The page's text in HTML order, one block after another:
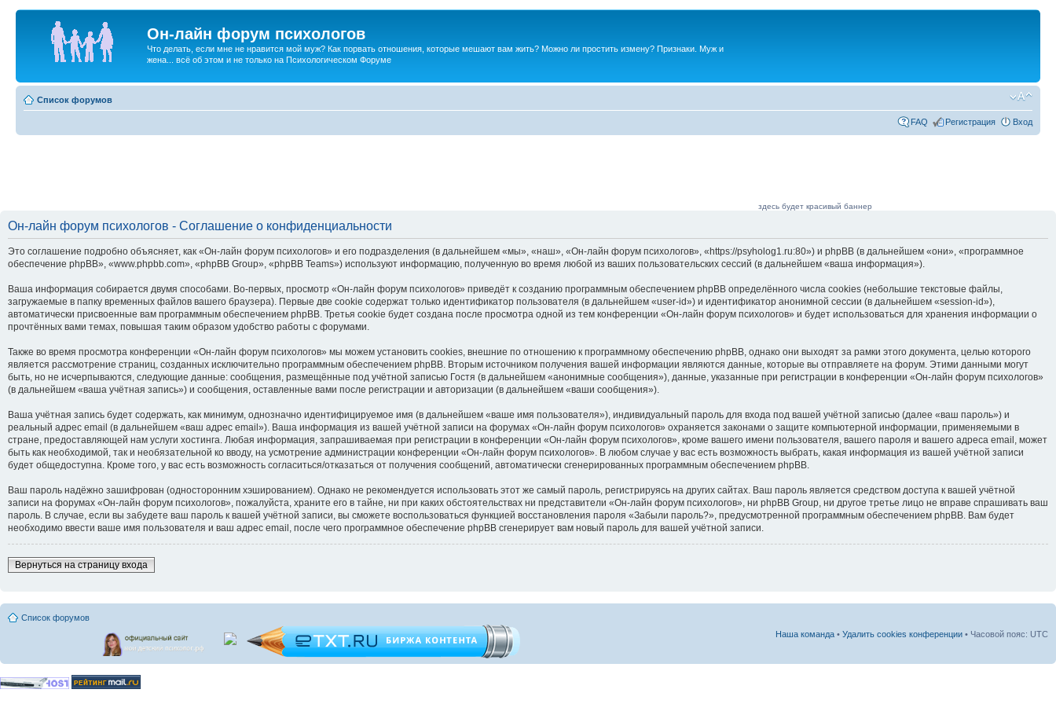
Он-лайн форум психологов
Что делать, если мне не нравится мой муж? Как порвать отношения, которые мешают вам жить? Можно ли простить измену? Признаки. Муж и
жена... всё об этом и не только на Психологическом Форуме
Список форумов
FAQ Регистрация Вход
здесь будет красивый баннер
Он-лайн форум психологов - Соглашение о конфиденциальности
Это соглашение подробно объясняет, как «Он-лайн форум психологов» и его подразделения (в дальнейшем «мы», «наш», «Он-лайн форум психологов», «https://psyholog1.ru:80») и phpBB (в дальнейшем «они», «программное
обеспечение phpBB», «www.phpbb.com», «phpBB Group», «phpBB Teams») используют информацию, полученную во время любой из ваших пользовательских сессий (в дальнейшем «ваша информация»).
Ваша информация собирается двумя способами. Во-первых, просмотр «Он-лайн форум психологов» приведёт к созданию программным обеспечением phpBB определённого числа cookies (небольшие текстовые файлы,
загружаемые в папку временных файлов вашего браузера). Первые две cookie содержат только идентификатор пользователя (в дальнейшем «user-id») и идентификатор анонимной сессии (в дальнейшем «session-id»),
автоматически присвоенные вам программным обеспечением phpBB. Третья cookie будет создана после просмотра одной из тем конференции «Он-лайн форум психологов» и будет использоваться для хранения информации о
прочтённых вами темах, повышая таким образом удобство работы с форумами.
Также во время просмотра конференции «Он-лайн форум психологов» мы можем установить cookies, внешние по отношению к программному обеспечению phpBB, однако они выходят за рамки этого документа, целью которого
является рассмотрение страниц, созданных исключительно программным обеспечением phpBB. Вторым источником получения вашей информации являются данные, которые вы отправляете на форум. Этими данными могут
быть, но не исчерпываются, следующие данные: сообщения, размещённые под учётной записью Гостя (в дальнейшем «анонимные сообщения»), данные, указанные при регистрации в конференции «Он-лайн форум психологов»
(в дальнейшем «ваша учётная запись») и сообщения, оставленные вами после регистрации и авторизации (в дальнейшем «ваши сообщения»).
Ваша учётная запись будет содержать, как минимум, однозначно идентифицируемое имя (в дальнейшем «ваше имя пользователя»), индивидуальный пароль для входа под вашей учётной записью (далее «ваш пароль») и
реальный адрес email (в дальнейшем «ваш адрес email»). Ваша информация из вашей учётной записи на форумах «Он-лайн форум психологов» охраняется законами о защите компьютерной информации, применяемыми в
стране, предоставляющей нам услуги хостинга. Любая информация, запрашиваемая при регистрации в конференции «Он-лайн форум психологов», кроме вашего имени пользователя, вашего пароля и вашего адреса email, может
быть как необходимой, так и необязательной ко вводу, на усмотрение администрации конференции «Он-лайн форум психологов». В любом случае у вас есть возможность выбрать, какая информация из вашей учётной записи
будет общедоступна. Кроме того, у вас есть возможность согласиться/отказаться от получения сообщений, автоматически сгенерированных программным обеспечением phpBB.
Ваш пароль надёжно зашифрован (односторонним хэшированием). Однако не рекомендуется использовать этот же самый пароль, регистрируясь на других сайтах. Ваш пароль является средством доступа к вашей учётной
записи на форумах «Он-лайн форум психологов», пожалуйста, храните его в тайне, ни при каких обстоятельствах ни представители «Он-лайн форум психологов», ни phpBB Group, ни другое третье лицо не вправе спрашивать ваш
пароль. В случае, если вы забудете ваш пароль к вашей учётной записи, вы сможете воспользоваться функцией восстановления пароля «Забыли пароль?», предусмотренной программным обеспечением phpBB. Вам будет
необходимо ввести ваше имя пользователя и ваш адрес email, после чего программное обеспечение phpBB сгенерирует вам новый пароль для вашей учётной записи.
Вернуться на страницу входа
Список форумов
Наша команда • Удалить cookies конференции • Часовой пояс: UTC